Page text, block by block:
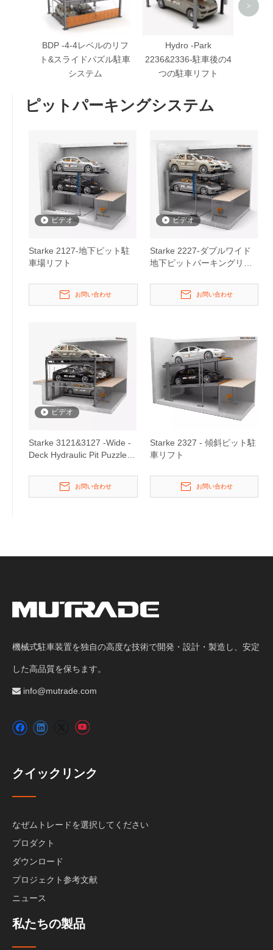
BDP -4-4レベルのリフ
ト&スライドパズル駐車
システム
Hydro -Park
2236&2336-駐車後の4
つの駐車リフト
>
ピットパーキングシステム
ビデオ
Starke 2127-地下ピット駐
車場リフト
お問い合わせ
ビデオ
Starke 2227-ダブルワイド
地下ピットパーキングリフ
お問い合わせ
ビデオ
Starke 3121&3127 -Wide -
Deck Hydraulic Pit Puzzle
お問い合わせ
Starke 2327 - 傾斜ピット駐
車リフト
お問い合わせ
機械式駐車装置を独自の高度な技術で開発・設計・製造し、安定
した高品質を保ちます。
 info@mutrade.com
クイックリンク
なぜムトレードを選択してください
プロダクト
ダウンロード
プロジェクト参考文献
ニュース
私たちの製品